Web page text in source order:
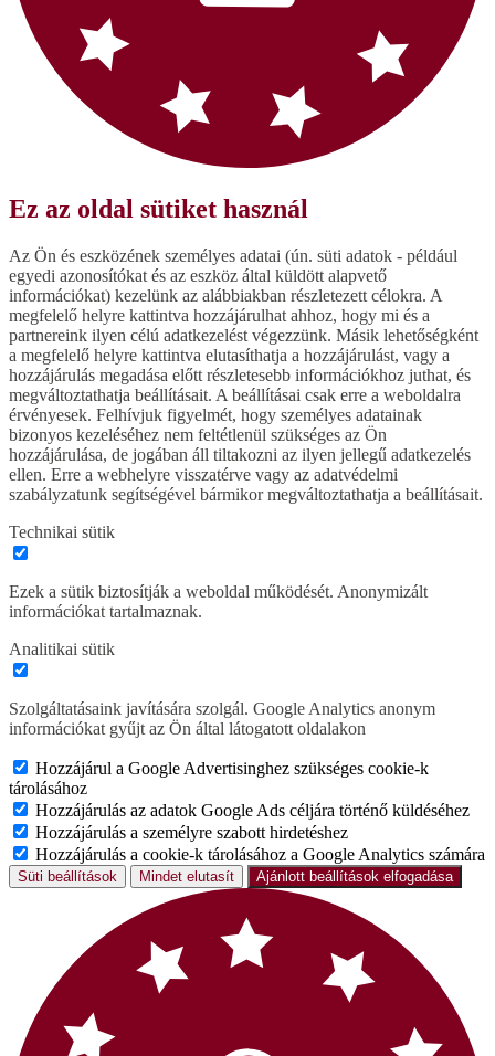
Ez az oldal sütiket használ
Az Ön és eszközének személyes adatai (ún. süti adatok - például
egyedi azonosítókat és az eszköz által küldött alapvető
információkat) kezelünk az alábbiakban részletezett célokra. A
megfelelő helyre kattintva hozzájárulhat ahhoz, hogy mi és a
partnereink ilyen célú adatkezelést végezzünk. Másik lehetőségként
a megfelelő helyre kattintva elutasíthatja a hozzájárulást, vagy a
hozzájárulás megadása előtt részletesebb információkhoz juthat, és
megváltoztathatja beállításait. A beállításai csak erre a weboldalra
érvényesek. Felhívjuk figyelmét, hogy személyes adatainak
bizonyos kezeléséhez nem feltétlenül szükséges az Ön
hozzájárulása, de jogában áll tiltakozni az ilyen jellegű adatkezelés
ellen. Erre a webhelyre visszatérve vagy az adatvédelmi
szabályzatunk segítségével bármikor megváltoztathatja a beállításait.
Technikai sütik
Ezek a sütik biztosítják a weboldal működését. Anonymizált
információkat tartalmaznak.
Analitikai sütik
Szolgáltatásaink javítására szolgál. Google Analytics anonym
információkat gyűjt az Ön által látogatott oldalakon
Hozzájárul a Google Advertisinghez szükséges cookie-k
tárolásához
Hozzájárulás az adatok Google Ads céljára történő küldéséhez
Hozzájárulás a személyre szabott hirdetéshez
Hozzájárulás a cookie-k tárolásához a Google Analytics számára
Süti beállítások Mindet elutasít Ajánlott beállítások elfogadása